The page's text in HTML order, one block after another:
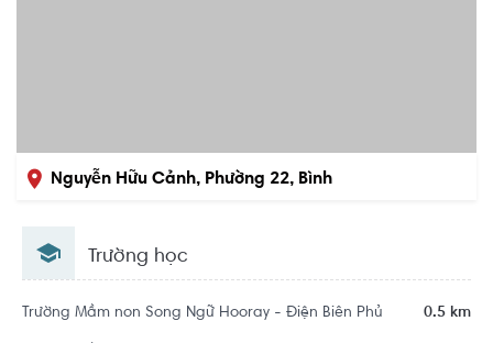
Nguyễn Hữu Cảnh, Phường 22, Bình
Trường học
Trường Mầm non Song Ngữ Hooray - Điện Biên Phủ 0.5 km